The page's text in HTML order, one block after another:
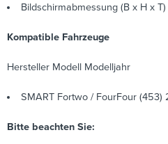
Bildschirmabmessung (B x H x T)
Kompatible Fahrzeuge
Hersteller Modell Modelljahr
SMART Fortwo / FourFour (453)
Bitte beachten Sie: